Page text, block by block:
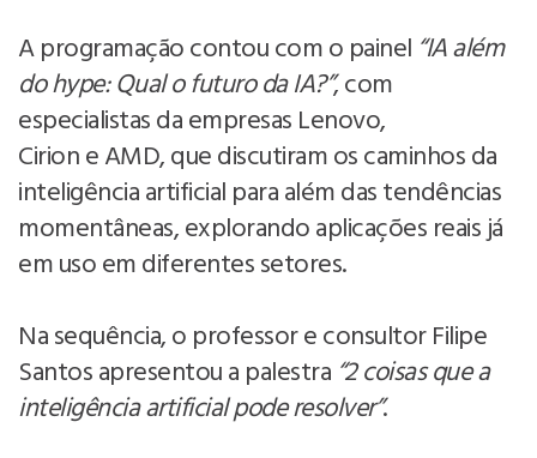
A programação contou com o painel “IA além
do hype: Qual o futuro da IA?”, com
especialistas da empresas Lenovo,
Cirion e AMD, que discutiram os caminhos da
inteligência artificial para além das tendências
momentâneas, explorando aplicações reais já
em uso em diferentes setores.
Na sequência, o professor e consultor Filipe
Santos apresentou a palestra “2 coisas que a
inteligência artificial pode resolver”.